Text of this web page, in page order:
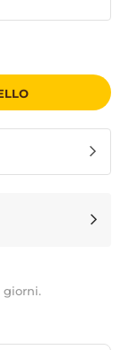
giorni.